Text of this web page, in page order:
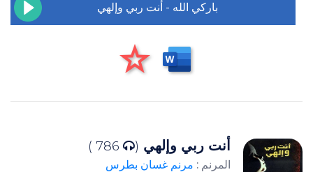
باركي الله - أنت ربي وإلهي
أنت ربي وإلهي (
المرنم : مرنم غسان بطرس